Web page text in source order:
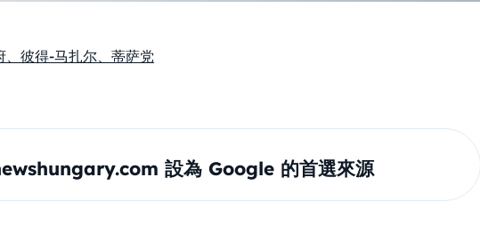
彼得-马扎尔、蒂萨党
設為 Google 的首選來源